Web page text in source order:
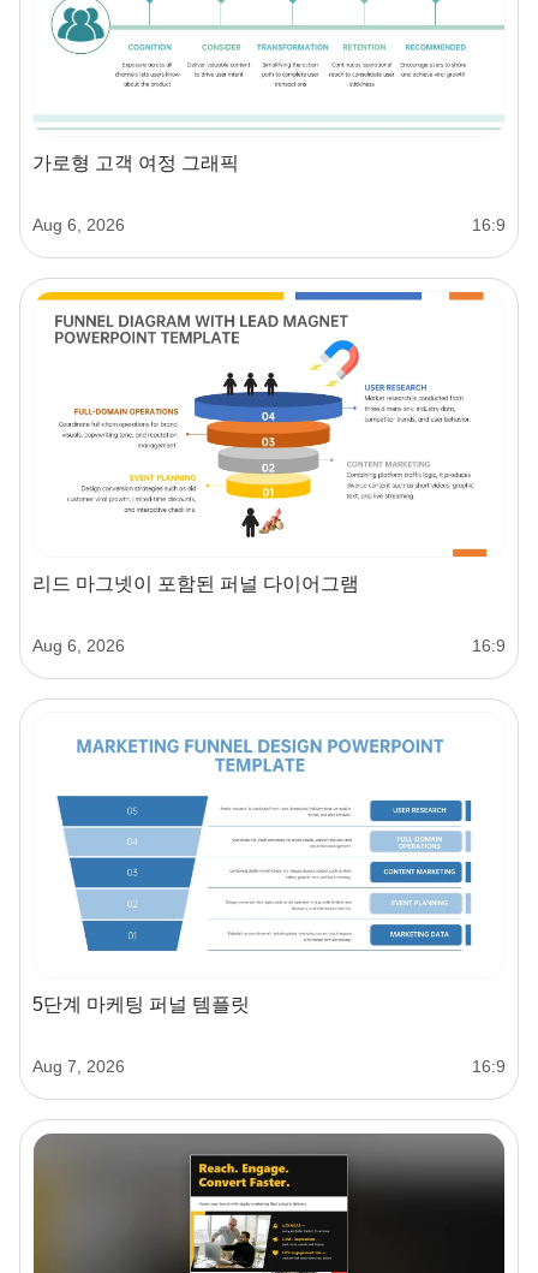
가로형 고객 여정 그래픽
Aug 6, 2026 16:9
리드 마그넷이 포함된 퍼널 다이어그램
Aug 6, 2026 16:9
5단계 마케팅 퍼널 템플릿
Aug 7, 2026 16:9